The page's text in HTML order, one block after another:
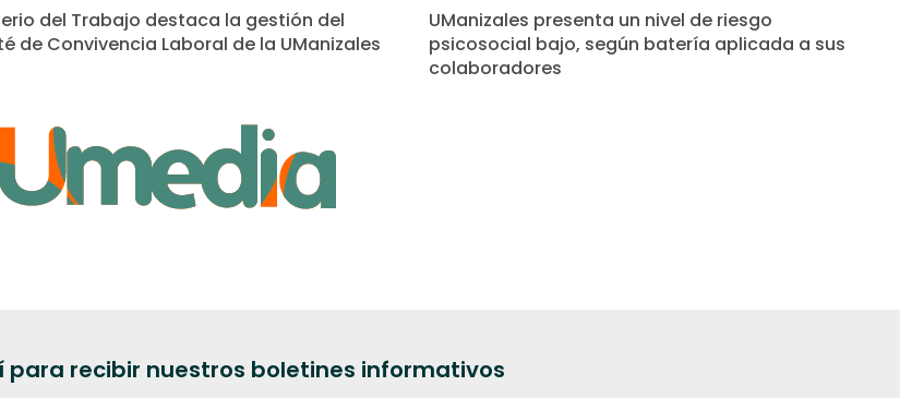
del Trabajo destaca la gestión del
de Convivencia Laboral de la UManizales
UManizales presenta un nivel de riesgo
psicosocial bajo, según batería aplicada a sus
colaboradores
para recibir nuestros boletines informativos